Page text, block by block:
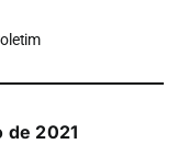
de 2021